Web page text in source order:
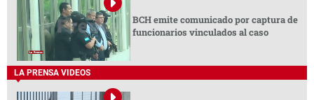
BCH emite comunicado por captura de
funcionarios vinculados al caso
LA PRENSA VIDEOS